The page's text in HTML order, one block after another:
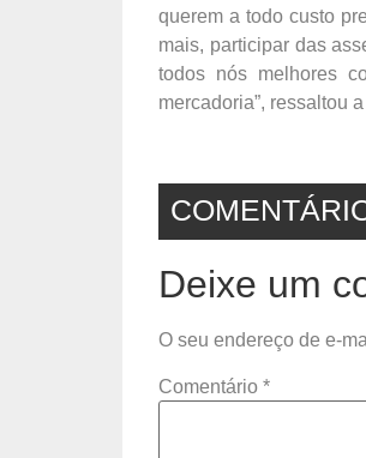
querem a todo custo
mais, participar das
todos nós melhores
mercadoria”, ressaltou
Deixe um
O seu endereço de e-
Comentário *